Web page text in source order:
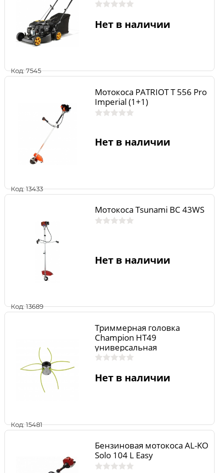
Код: 7545
Нет в наличии
Код: 13433
Мотокоса PATRIOT T 556 Pro
Imperial (1+1)
Нет в наличии
Код: 13689
Мотокоса Tsunami BC 43WS
Нет в наличии
Код: 15481
Триммерная головка
Champion HT49
универсальная
Нет в наличии
Бензиновая мотокоса AL-KO
Solo 104 L Easy